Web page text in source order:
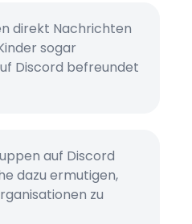
direkt Nachrichten
sogar
Discord befreundet
auf Discord
dazu ermutigen,
zu